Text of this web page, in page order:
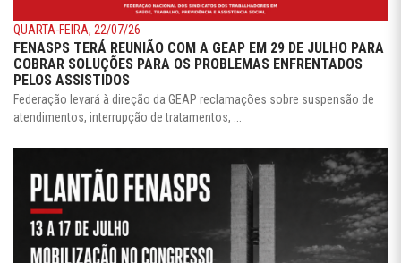
QUARTA-FEIRA, 22/07/26
FENASPS TERÁ REUNIÃO COM A GEAP EM 29 DE JULHO PARA
COBRAR SOLUÇÕES PARA OS PROBLEMAS ENFRENTADOS
PELOS ASSISTIDOS
Federação levará à direção da GEAP reclamações sobre suspensão de
atendimentos, interrupção de tratamentos, ...